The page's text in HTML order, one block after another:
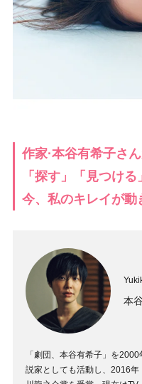
作家·本谷有希子さ
「探す」「見つける
今、私のキレイが動
本
「劇団、本谷有希子」を
説家としても活動し、2016